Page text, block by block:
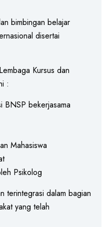
bimbingan belajar
disertai
Kursus dan
:
BNSP bekerjasama
Mahasiswa
Psikolog
terintegrasi dalam bagian
yang telah